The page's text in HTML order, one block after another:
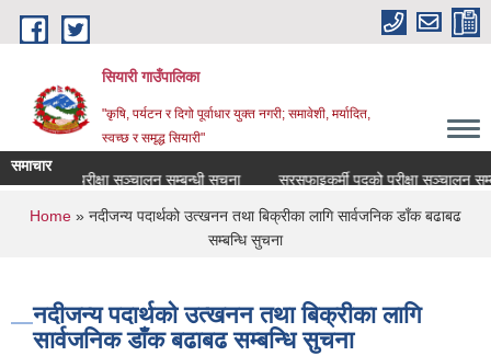
Skip to main content
सियारी गाउँपालिका
"कृषि, पर्यटन र दिगो पूर्वाधार युक्त नगरी; समावेशी, मर्यादित,
स्वच्छ र समृद्ध सियारी"
समाचार
पदको परीक्षा सञ्चालन सम्बन्धी सूचना
सरसफाइकर्मी पदको परीक्षा सञ्चालन
You are here
Home » नदीजन्य पदार्थको उत्खनन तथा बिक्रीका लागि सार्वजनिक डाँक बढाबढ
सम्बन्धि सुचना
नदीजन्य पदार्थको उत्खनन तथा बिक्रीका लागि
सार्वजनिक डाँक बढाबढ सम्बन्धि सुचना